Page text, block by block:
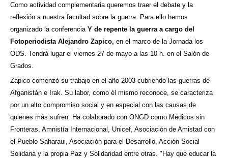
Como actividad complementaria queremos traer el debate y la
reflexión a nuestra facultad sobre la guerra. Para ello hemos
organizado la conferencia Y de repente la guerra a cargo del
Fotoperiodista Alejandro Zapico, en el marco de la Jornada los
ODS. Tendrá lugar el viernes 27 de mayo a las 10 h. en el Salón de
Grados.
Zapico comenzó su trabajo en el año 2003 cubriendo las guerras de
Afganistán e Irak. Su labor, como él mismo reconoce, se caracteriza
por un alto compromiso social y en especial con las causas de
quienes más sufren. Ha colaborado con ONGD como Médicos sin
Fronteras, Amnistía Internacional, Unicef, Asociación de Amistad con
el Pueblo Saharaui, Asociación para el Desarrollo, Acción Social
Solidaria y la propia Paz y Solidaridad entre otras. "Hay que educar la